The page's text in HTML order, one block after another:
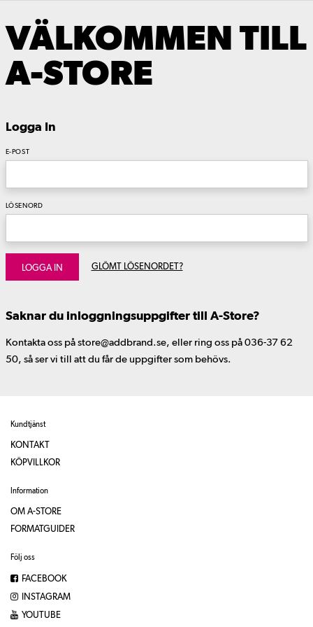
VÄLKOMMEN TILL
A-STORE
Logga In
E-POST
LÖSENORD
LOGGA IN GLÖMT LÖSENORDET?
Saknar du inloggningsuppgifter till A-Store?
Kontakta oss på store@addbrand.se, eller ring oss på 036-37 62
50, så ser vi till att du får de uppgifter som behövs.
Kundtjänst
KONTAKT
KÖPVILLKOR
Information
OM A-STORE
FORMATGUIDER
Följ oss
FACEBOOK
INSTAGRAM
YOUTUBE